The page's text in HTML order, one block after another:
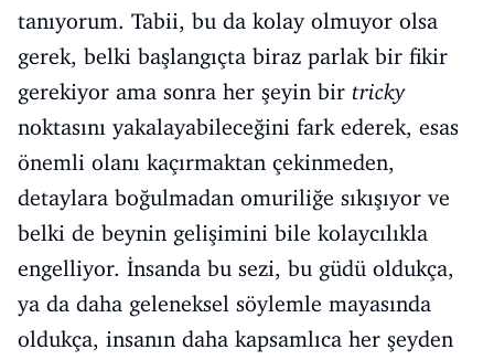
tanıyorum. Tabii, bu da kolay olmuyor olsa
gerek, belki başlangıçta biraz parlak bir fikir
gerekiyor ama sonra her şeyin bir tricky
noktasını yakalayabileceğini fark ederek, esas
önemli olanı kaçırmaktan çekinmeden,
detaylara boğulmadan omuriliğe sıkışıyor ve
belki de beynin gelişimini bile kolaycılıkla
engelliyor. İnsanda bu sezi, bu güdü oldukça,
ya da daha geleneksel söylemle mayasında
oldukça, insanın daha kapsamlıca her şeyden